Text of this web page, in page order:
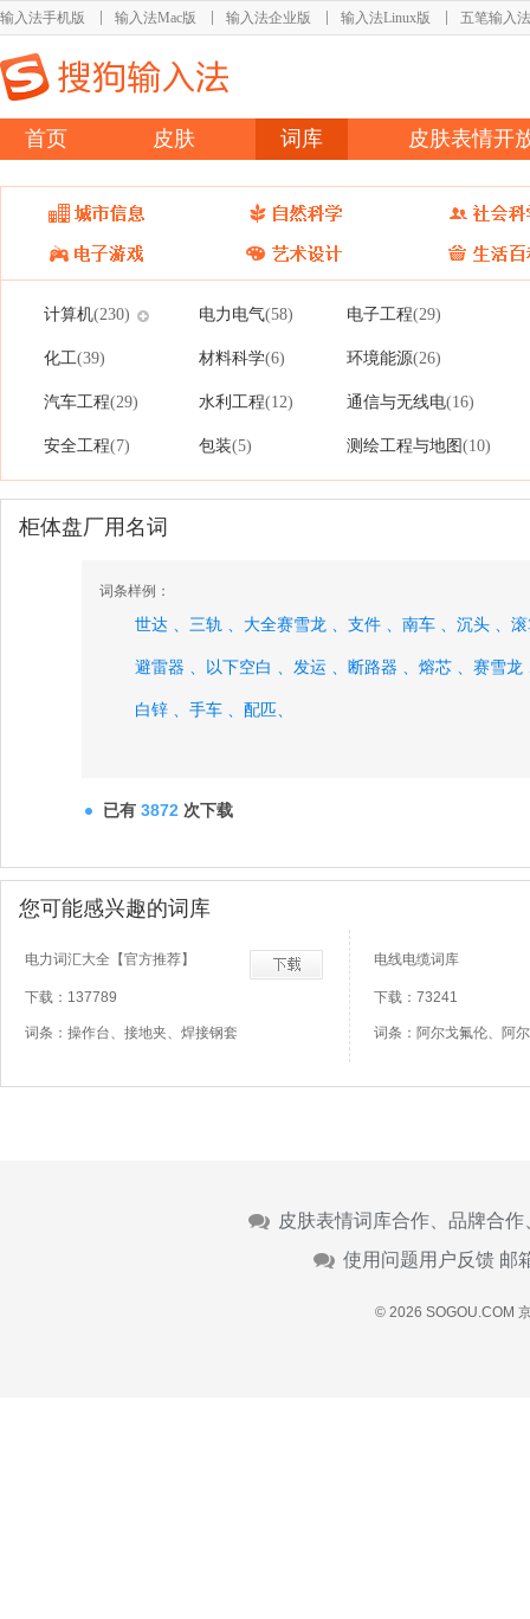
输入法手机版 输入法Mac版 输入法企业版 输入法Linux版 五笔输入法
首页 皮肤 词库 皮肤表情开
计算机(230) 电力电气(58) 电子工程(29)
化工(39) 材料科学(6) 环境能源(26)
汽车工程(29) 水利工程(12) 通信与无线电(16)
安全工程(7) 包装(5) 测绘工程与地图(10)
柜体盘厂用名词
词条样例：
世达 、 三轨 、 大全赛雪龙 、 支件 、 南车 、 沉头 、
避雷器 、 以下空白 、 发运 、 断路器 、 熔芯 、 赛雪龙
白锌 、 手车 、 配匹、
已有 3872 次下载
您可能感兴趣的词库
电力词汇大全【官方推荐】
下载：137789
词条：操作台、接地夹、焊接钢套
电线电缆词库
下载：73241
词条：阿尔戈氟伦、阿
皮肤表情词库合作、品牌合
使用问题用户反馈 邮
© 2026 SOGOU.COM